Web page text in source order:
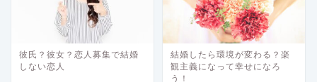
彼氏？彼女？恋人募集で結婚
しない恋人
結婚したら環境が変わる？楽
観主義になって幸せになろ
う！